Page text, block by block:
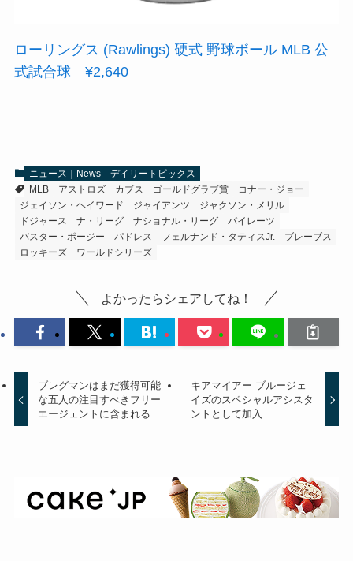
ローリングス (Rawlings) 硬式 野球ボール MLB 公
式試合球 ¥2,640
ニュース｜News
デイリートピックス
MLB
アストロズ カブス ゴールドグラブ賞
コナー・ジョー
ジェイソン・ヘイワード
ジャイアンツ
ジャクソン・メリル
ドジャース
ナ・リーグ ナショナル・リーグ
パイレーツ
バスター・ポージー
パドレス フェルナンド・タティスJr.
ブレーブス
ロッキーズ
ワールドシリーズ
よかったらシェアしてね！
ブレグマンはまだ獲得可能
な五人の注目すべきフリー
エージェントに含まれる
キアマイアー ブルージェ
イズのスペシャルアシスタ
ントとして加入